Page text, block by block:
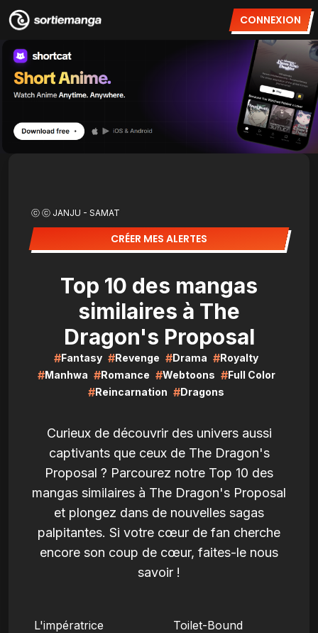
CONNEXION
ⓒ ⓒ JANJU - SAMAT
CRÉER MES ALERTES
Top 10 des mangas
similaires à The
Dragon's Proposal
#Fantasy #Revenge #Drama #Royalty
#Manhwa #Romance #Webtoons #Full Color
#Reincarnation #Dragons
Curieux de découvrir des univers aussi
captivants que ceux de The Dragon's
Proposal ? Parcourez notre Top 10 des
mangas similaires à The Dragon's Proposal
et plongez dans de nouvelles sagas
palpitantes. Si votre cœur de fan cherche
encore son coup de cœur, faites-le nous
savoir !
L'impératrice
Toilet-Bound